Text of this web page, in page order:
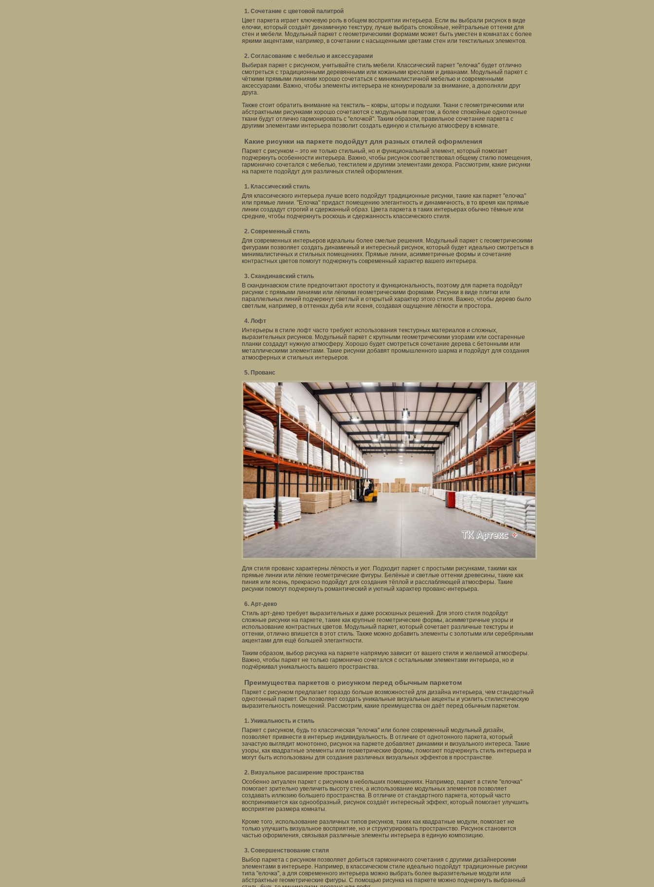
1. Сочетание с цветовой палитрой
Цвет паркета играет ключевую роль в общем восприятии интерьера. Если вы выбрали рисунок в виде
елочки, который создаёт динамичную текстуру, лучше выбрать спокойные, нейтральные оттенки для
стен и мебели. Модульный паркет с геометрическими формами может быть уместен в комнатах с более
яркими акцентами, например, в сочетании с насыщенными цветами стен или текстильных элементов.
2. Согласование с мебелью и аксессуарами
Выбирая паркет с рисунком, учитывайте стиль мебели. Классический паркет "елочка" будет отлично
смотреться с традиционными деревянными или кожаными креслами и диванами. Модульный паркет с
чёткими прямыми линиями хорошо сочетаться с минималистичной мебелью и современными
аксессуарами. Важно, чтобы элементы интерьера не конкурировали за внимание, а дополняли друг
друга.
Также стоит обратить внимание на текстиль – ковры, шторы и подушки. Ткани с геометрическими или
абстрактными рисунками хорошо сочетаются с модульным паркетом, а более спокойные однотонные
ткани будут отлично гармонировать с "елочкой". Таким образом, правильное сочетание паркета с
другими элементами интерьера позволит создать единую и стильную атмосферу в комнате.
Какие рисунки на паркете подойдут для разных стилей оформления
Паркет с рисунком – это не только стильный, но и функциональный элемент, который помогает
подчеркнуть особенности интерьера. Важно, чтобы рисунок соответствовал общему стилю помещения,
гармонично сочетался с мебелью, текстилем и другими элементами декора. Рассмотрим, какие рисунки
на паркете подойдут для различных стилей оформления.
1. Классический стиль
Для классического интерьера лучше всего подойдут традиционные рисунки, такие как паркет "елочка"
или прямые линии. "Елочка" придаст помещению элегантность и динамичность, в то время как прямые
линии создадут строгий и сдержанный образ. Цвета паркета в таких интерьерах обычно тёмные или
средние, чтобы подчеркнуть роскошь и сдержанность классического стиля.
2. Современный стиль
Для современных интерьеров идеальны более смелые решения. Модульный паркет с геометрическими
фигурами позволяет создать динамичный и интересный рисунок, который будет идеально смотреться в
минималистичных и стильных помещениях. Прямые линии, асимметричные формы и сочетание
контрастных цветов помогут подчеркнуть современный характер вашего интерьера.
3. Скандинавский стиль
В скандинавском стиле предпочитают простоту и функциональность, поэтому для паркета подойдут
рисунки с прямыми линиями или лёгкими геометрическими формами. Рисунки в виде плитки или
параллельных линий подчеркнут светлый и открытый характер этого стиля. Важно, чтобы дерево было
светлым, например, в оттенках дуба или ясеня, создавая ощущение лёгкости и простора.
4. Лофт
Интерьеры в стиле лофт часто требуют использования текстурных материалов и сложных,
выразительных рисунков. Модульный паркет с крупными геометрическими узорами или состаренные
планки создадут нужную атмосферу. Хорошо будет смотреться сочетание дерева с бетонными или
металлическими элементами. Такие рисунки добавят промышленного шарма и подойдут для создания
атмосферных и стильных интерьеров.
5. Прованс
Для стиля прованс характерны лёгкость и уют. Подходит паркет с простыми рисунками, такими как
прямые линии или лёгкие геометрические фигуры. Белёные и светлые оттенки древесины, такие как
пиния или ясень, прекрасно подойдут для создания тёплой и расслабляющей атмосферы. Такие
рисунки помогут подчеркнуть романтический и уютный характер прованс-интерьера.
6. Арт-деко
Стиль арт-деко требует выразительных и даже роскошных решений. Для этого стиля подойдут
сложные рисунки на паркете, такие как крупные геометрические формы, асимметричные узоры и
использование контрастных цветов. Модульный паркет, который сочетает различные текстуры и
оттенки, отлично впишется в этот стиль. Также можно добавить элементы с золотыми или серебряными
акцентами для ещё большей элегантности.
Таким образом, выбор рисунка на паркете напрямую зависит от вашего стиля и желаемой атмосферы.
Важно, чтобы паркет не только гармонично сочетался с остальными элементами интерьера, но и
подчёркивал уникальность вашего пространства.
Преимущества паркетов с рисунком перед обычным паркетом
Паркет с рисунком предлагает гораздо больше возможностей для дизайна интерьера, чем стандартный
однотонный паркет. Он позволяет создать уникальные визуальные акценты и усилить стилистическую
выразительность помещений. Рассмотрим, какие преимущества он даёт перед обычным паркетом.
1. Уникальность и стиль
Паркет с рисунком, будь то классическая "елочка" или более современный модульный дизайн,
позволяет привнести в интерьер индивидуальность. В отличие от однотонного паркета, который
зачастую выглядит монотонно, рисунок на паркете добавляет динамики и визуального интереса. Такие
узоры, как квадратные элементы или геометрические формы, помогают подчеркнуть стиль интерьера и
могут быть использованы для создания различных визуальных эффектов в пространстве.
2. Визуальное расширение пространства
Особенно актуален паркет с рисунком в небольших помещениях. Например, паркет в стиле "елочка"
помогает зрительно увеличить высоту стен, а использование модульных элементов позволяет
создавать иллюзию большего пространства. В отличие от стандартного паркета, который часто
воспринимается как однообразный, рисунок создаёт интересный эффект, который помогает улучшить
восприятие размера комнаты.
Кроме того, использование различных типов рисунков, таких как квадратные модули, помогает не
только улучшить визуальное восприятие, но и структурировать пространство. Рисунок становится
частью оформления, связывая различные элементы интерьера в единую композицию.
3. Совершенствование стиля
Выбор паркета с рисунком позволяет добиться гармоничного сочетания с другими дизайнерскими
элементами в интерьере. Например, в классическом стиле идеально подойдут традиционные рисунки
типа "елочка", а для современного интерьера можно выбрать более выразительные модули или
абстрактные геометрические фигуры. С помощью рисунка на паркете можно подчеркнуть выбранный